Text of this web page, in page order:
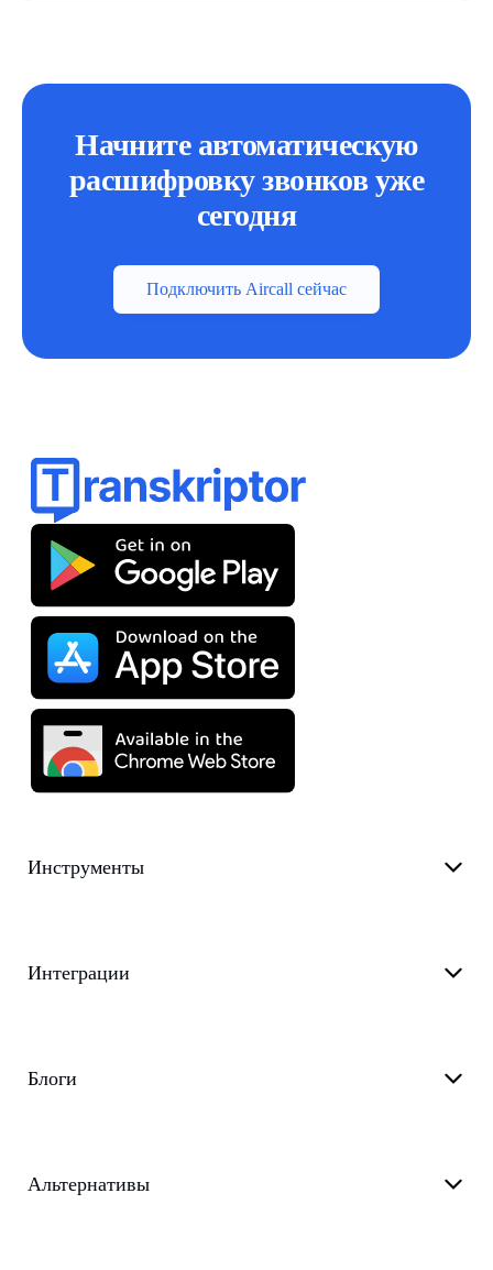
Начните автоматическую
расшифровку звонков уже
сегодня
Подключить Aircall сейчас
Инструменты
Интеграции
Блоги
Альтернативы